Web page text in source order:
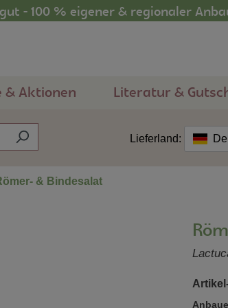
- 100 % eigener & regionaler
& Aktionen Literatur &
Lieferland:
& Bindesalat